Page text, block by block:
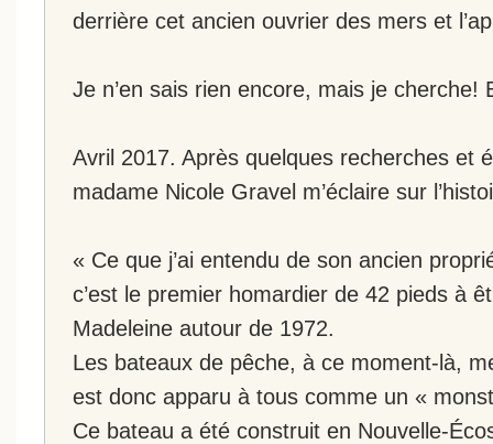
derrière cet ancien ouvrier des mers et
Je n’en sais rien encore, mais je
Avril 2017. Après quelques recherches et
madame Nicole Gravel m’éclaire sur
« Ce que j’ai entendu de son ancien
c’est le premier homardier de 42 pieds à
Madeleine autour de 1972.
Les bateaux de pêche, à ce moment-là,
est donc apparu à tous comme un «
Ce bateau a été construit en Nouvelle-